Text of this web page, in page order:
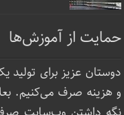
حمایت از آموزش‌ها
دوستان عزیز برای
و هزینه صرف می‌کنیم.